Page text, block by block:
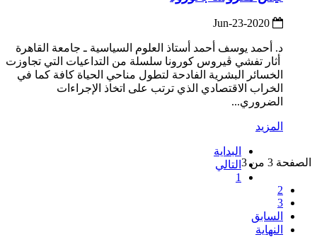
د. أحمد يوسف أحمد أستاذ العلوم السياسية ـ جامعة القاهرة
أثار تفشي ڤيروس كورونا سلسلة من التداعيات التي تجاوزت
الخسائر البشرية الفادحة لتطول مناحي الحياة كافة كما في
الخراب الاقتصادي الذي ترتب على اتخاذ الإجراءات
الضروري...
المزيد
الصفحة 3 من 3
البداية
التالي
1
2
3
السابق
النهاية